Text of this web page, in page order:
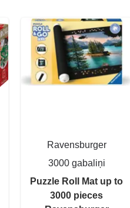
Ravensburger
3000 gabaliņi
Puzzle Roll Mat up to
3000 pieces